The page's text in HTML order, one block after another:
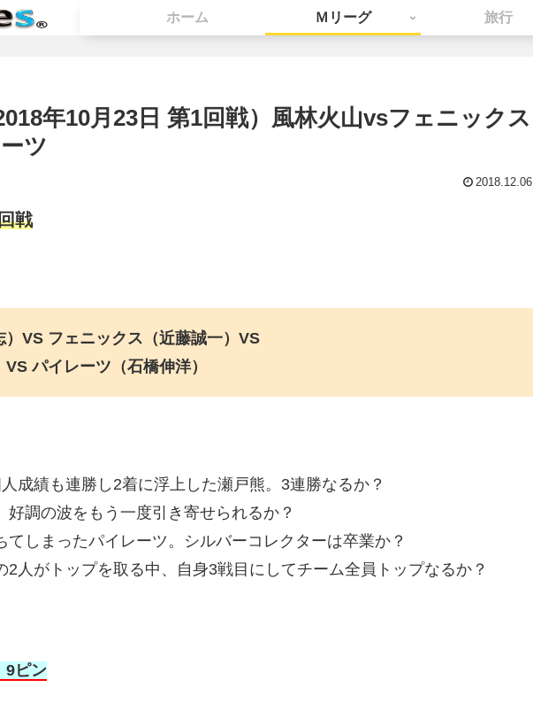
ホーム Ｍリーグ 旅行
年10月23日 第1回戦）風林火山vsフェニックス
ツ
2018.12.06
戦
）VS フェニックス（近藤誠一）VS
パイレーツ（石橋伸洋）
成績も連勝し2着に浮上した瀬戸熊。3連勝なるか？
好調の波をもう一度引き寄せられるか？
てしまったパイレーツ。シルバーコレクターは卒業か？
2人がトップを取る中、自身3戦目にしてチーム全員トップなるか？
9ピン